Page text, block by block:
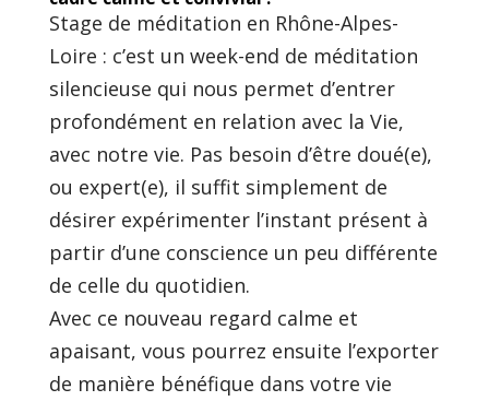
Stage de méditation en Rhône-Alpes-
Loire : c’est un week-end de méditation
silencieuse qui nous permet d’entrer
profondément en relation avec la Vie,
avec notre vie. Pas besoin d’être doué(e),
ou expert(e), il suffit simplement de
désirer expérimenter l’instant présent à
partir d’une conscience un peu différente
de celle du quotidien.
Avec ce nouveau regard calme et
apaisant, vous pourrez ensuite l’exporter
de manière bénéfique dans votre vie